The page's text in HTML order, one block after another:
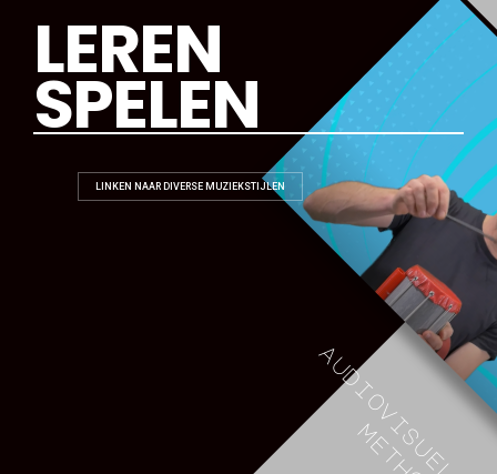
LEREN
SPELEN
a
udi
ovi
su
e
m
et
h
LINKEN NAAR DIVERSE MUZIEKSTIJLEN